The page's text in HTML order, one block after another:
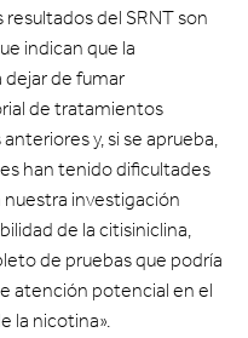
del SRNT son
indican que la
dejar de fumar
de tratamientos
y, si se aprueba,
han tenido dificultades
investigación
de la citisiniclina,
de pruebas que podría
atención potencial en el
la nicotina».